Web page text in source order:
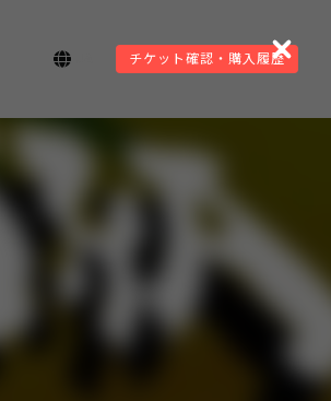
チケット確認・購入履歴Close